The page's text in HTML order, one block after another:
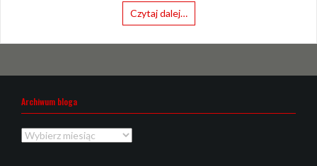
Czytaj dalej…
Archiwum bloga
Archiwum